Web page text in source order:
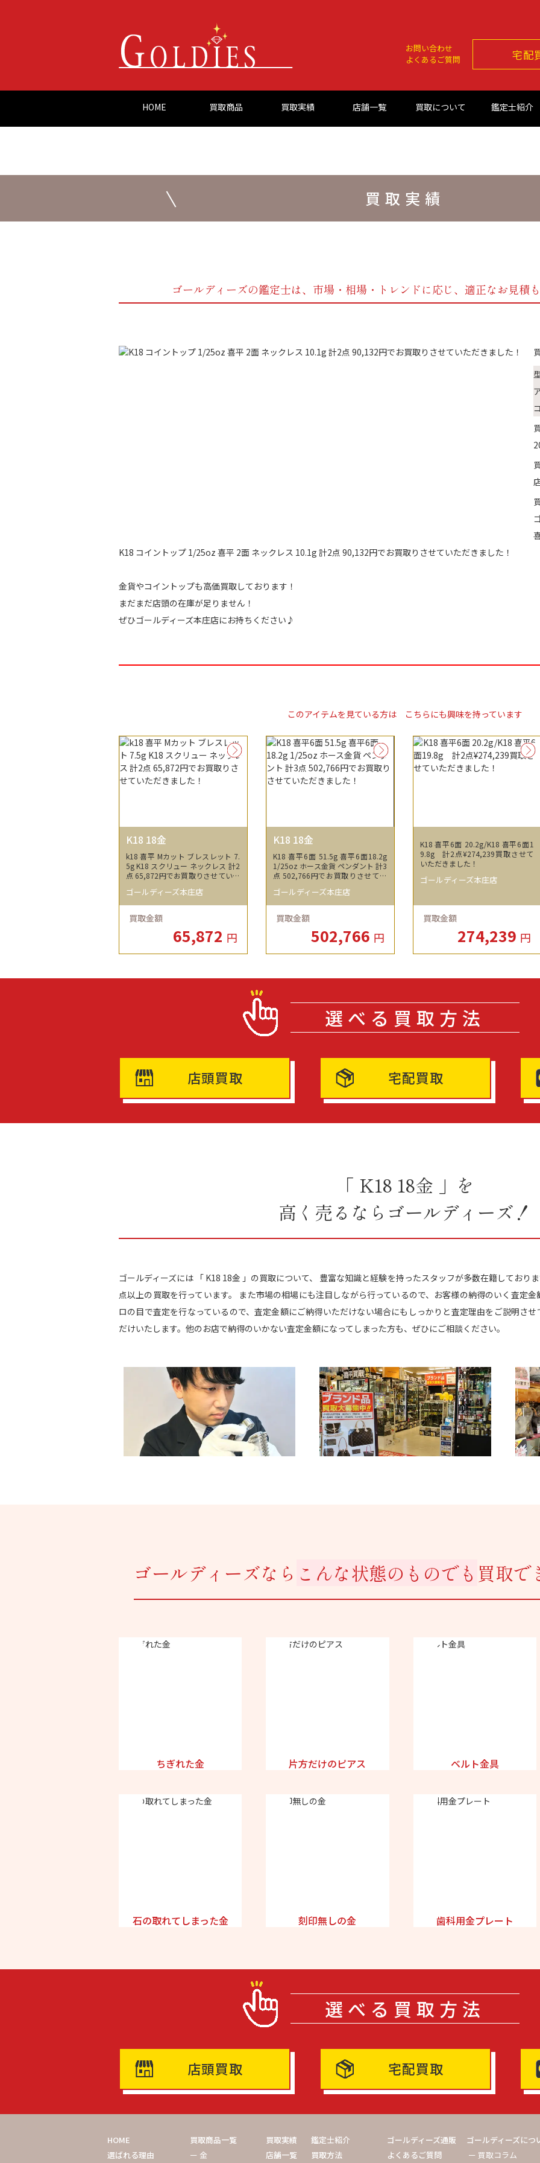
お問い合わせ
よくあるご質問
宅配
HOME 買取商品 買取実績 店舗一覧 買取について 鑑定士紹介
買取実績
ゴールディーズの鑑定士は、市場・相場・トレンドに応じ、 適正なお見積
K18 コイントップ 1/25oz 喜平 2面 ネックレス 10.1g 計2点 90,132円でお買取りさせていただきました！
金貨やコイントップも高価買取しております！
まだまだ店頭の在庫が足りません！
ぜひゴールディーズ本庄店にお持ちください♪
このアイテムを見ている方は こちらにも興味を持っています
K18 18金
k18 喜平 Mカット ブレスレット 7.
5g K18 スクリュー ネックレス 計2
点 65,872円でお買取りさせていた
ゴールディーズ本庄店
買取金額
65,872 円
K18 18金
K18 喜平6面 51.5g 喜平6面18.2g
1/25oz ホース金貨 ペンダント 計3
点 502,766円でお買取りさせてい
ゴールディーズ本庄店
買取金額
502,766 円
K18 喜平6面 20.2g/K18 喜平6面1
9.8g 計2点¥274,239買取させて
いただきました！
ゴールディーズ本庄店
買取金額
274,239 円
選べる買取方法
店頭買取 宅配買取
「 K18 18金 」を
高く売るならゴールディーズ！
ゴールディーズには 「 K18 18金 」の買取について、 豊富な知識と経験を持ったスタッフが多数在籍しており
点以上の買取を行っています。 また市場の相場にも注目しながら行っているので、お客様の納得のいく査定
ロの目で査定を行なっているので、査定金額にご納得いただけない場合にもしっかりと査定理由をご説明さ
だけいたします。他のお店で納得のいかない査定金額になってしまった方も、ぜひにご相談ください。
ゴールディーズなら こんな状態のものでも 買取で
ちぎれた金 片方だけのピアス ベルト金具
石の取れてしまった金 刻印無しの金 歯科用金プレート
選べる買取方法
店頭買取 宅配買取
HOME
選ばれる理由
買取商品一覧
ー 金
買取実績
店舗一覧
鑑定士紹介
買取方法
ゴールディーズ通販
よくあるご質問
ゴールディーズにつ
ー 買取コラム